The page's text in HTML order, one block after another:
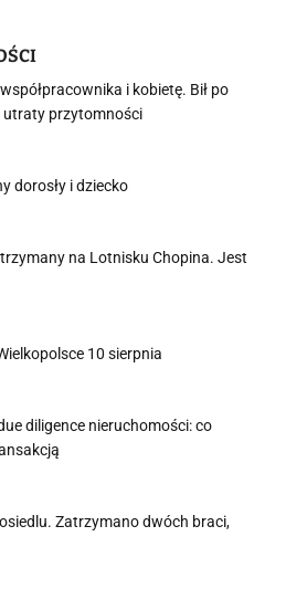
i kobietę. Bił po
przytomności
dorosły i dziecko
na Lotnisku Chopina. Jest
10 sierpnia
diligence nieruchomości: co
Zatrzymano dwóch braci,